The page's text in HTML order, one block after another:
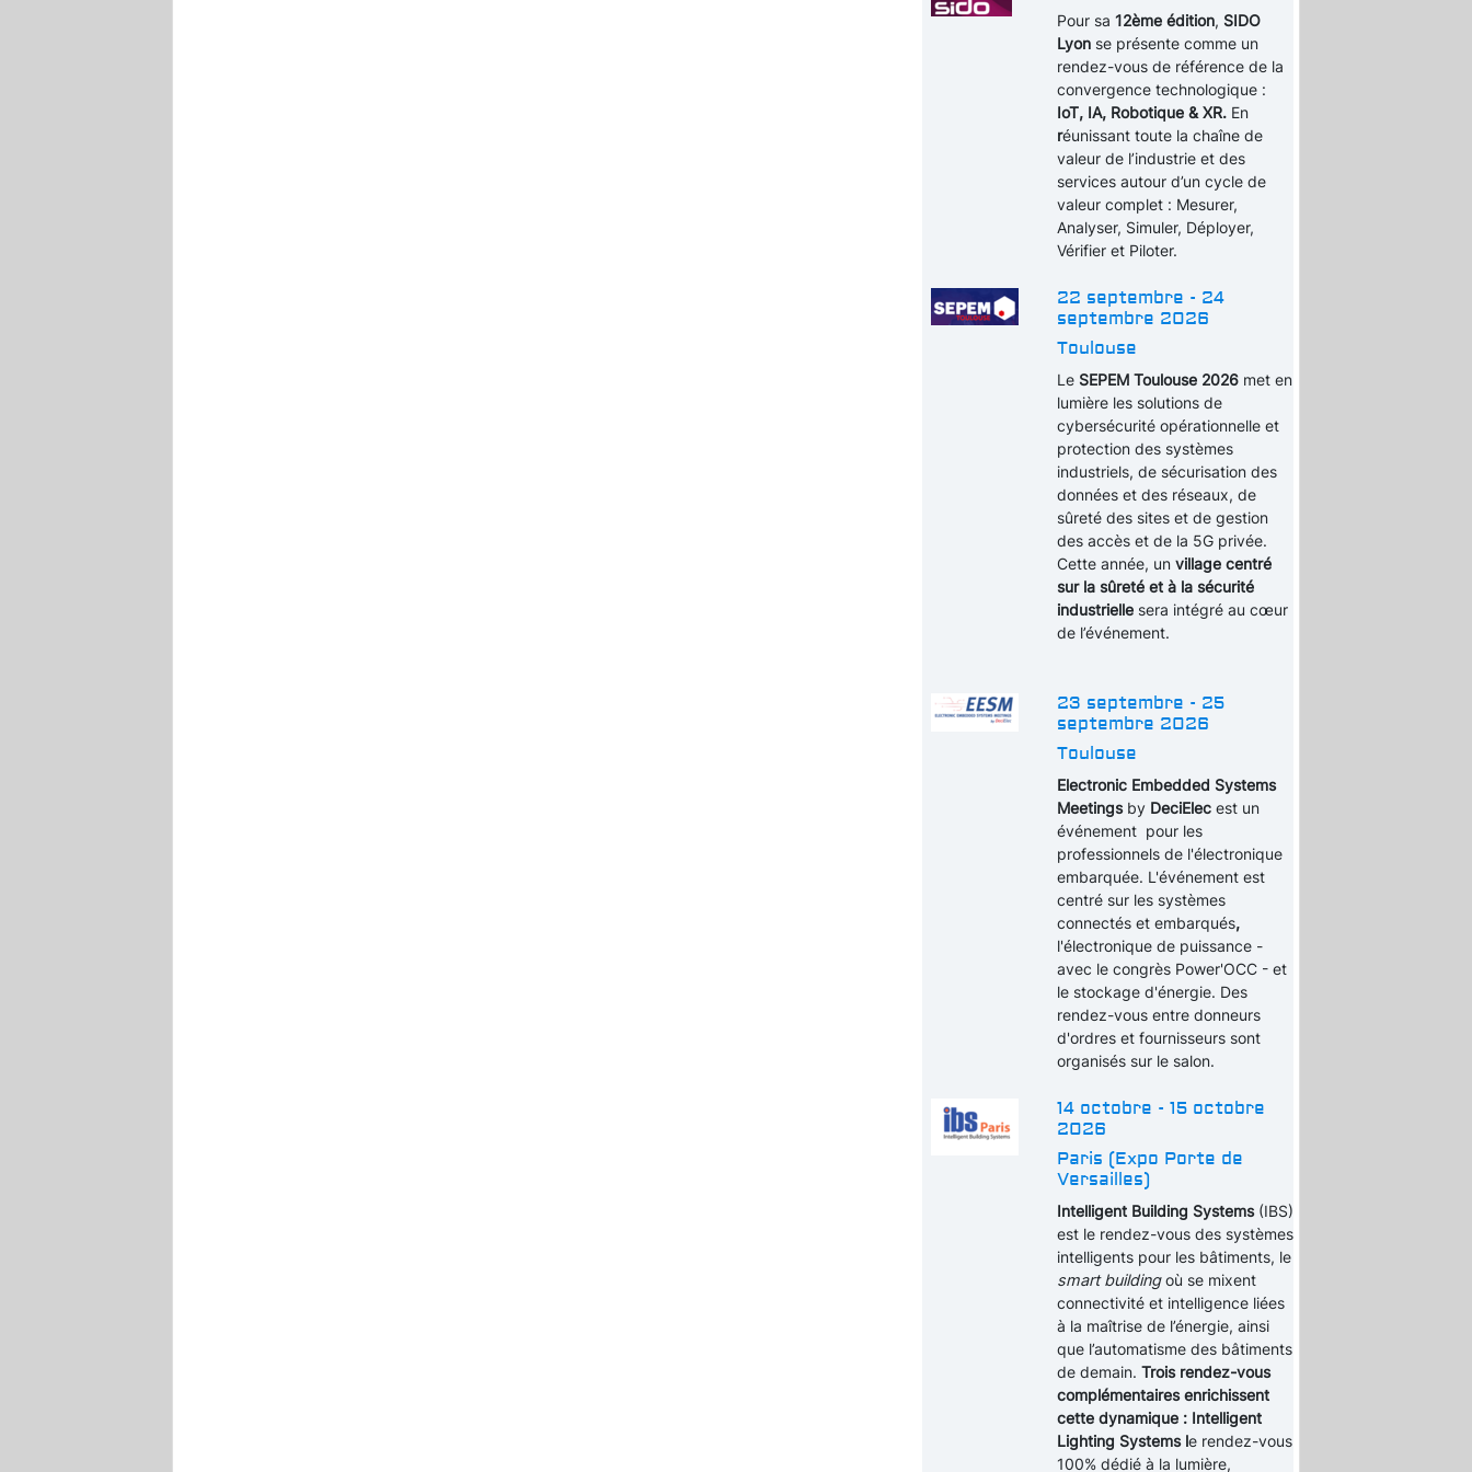
Pour sa 12ème édition, SIDO
Lyonse présente comme un
rendez-vous de référence de la
convergence technologique :
IoT, IA, Robotique & XR. En
réunissant toute la chaîne de
valeur de l’industrie et des
services autour d’un cycle de
valeur complet : Mesurer,
Analyser, Simuler, Déployer,
Vérifier et Piloter.
22 septembre - 24
septembre 2026
Toulouse
Le SEPEM Toulouse 2026met en
lumière les solutions de
cybersécurité opérationnelle et
protection des systèmes
industriels, de sécurisation des
données et des réseaux, de
sûreté des sites et de gestion
des accès et de la 5G privée.
Cette année, un village centré
sur la sûreté et à la sécurité
industriellesera intégré au cœur
de l’événement.
23 septembre - 25
septembre 2026
Toulouse
Electronic Embedded Systems
Meetingsby DeciElec est un
événement pour les
professionnels de l'électronique
embarquée. L'événement est
centré sur les systèmes
connectés et embarqués,
l'électronique de puissance -
avec le congrès Power'OCC - et
le stockage d'énergie. Des
rendez-vous entre donneurs
d'ordres et fournisseurs sont
organisés sur le salon.
14 octobre - 15 octobre
2026
Paris (Expo Porte de
Versailles)
Intelligent Building Systems(IBS)
est le rendez-vous des systèmes
intelligents pour les bâtiments, le
smart buildingoù se mixent
connectivité et intelligence liées
à la maîtrise de l’énergie, ainsi
que l’automatisme des bâtiments
de demain. Trois rendez-vous
complémentaires enrichissent
cette dynamique : Intelligent
Lighting Systems le rendez-vous
100% dédié à la lumière,